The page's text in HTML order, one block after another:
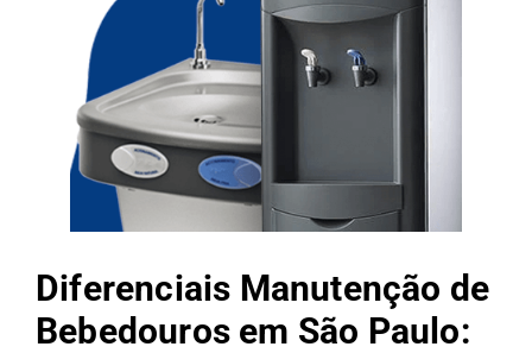
Diferenciais Manutenção de
Bebedouros em São Paulo: